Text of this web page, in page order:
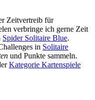
Zeitvertreib für
verbringe ich gerne Zeit
Spider Solitaire Blue.
in Solitaire
und Punkte sammeln.
Kategorie Kartenspiele